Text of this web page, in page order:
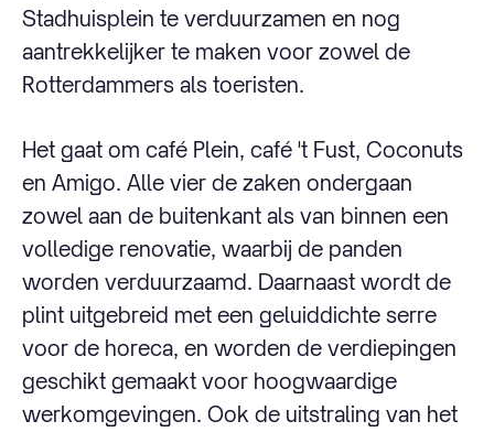
Stadhuisplein te verduurzamen en nog
aantrekkelijker te maken voor zowel de
Rotterdammers als toeristen.
Het gaat om café Plein, café 't Fust, Coconuts
en Amigo. Alle vier de zaken ondergaan
zowel aan de buitenkant als van binnen een
volledige renovatie, waarbij de panden
worden verduurzaamd. Daarnaast wordt de
plint uitgebreid met een geluiddichte serre
voor de horeca, en worden de verdiepingen
geschikt gemaakt voor hoogwaardige
werkomgevingen. Ook de uitstraling van het